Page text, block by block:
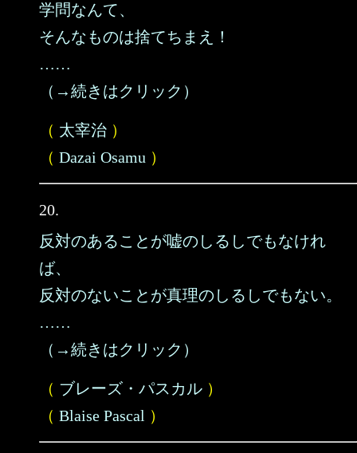
学問なんて、
そんなものは捨てちまえ！
……
（→続きはクリック）
（ 太宰治 ）
（ Dazai Osamu ）
20.
反対のあることが嘘のしるしでもなけれ
ば、
反対のないことが真理のしるしでもない。
……
（→続きはクリック）
（ ブレーズ・パスカル ）
（ Blaise Pascal ）